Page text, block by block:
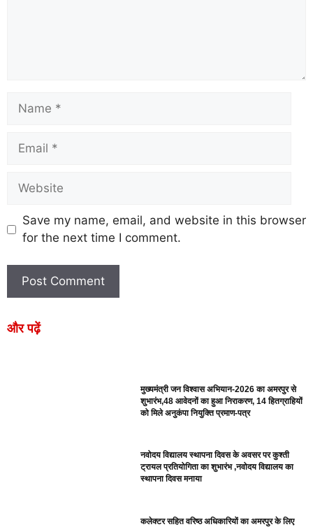
Save my name, email, and website in this browser
for the next time I comment.
और पढ़ें
मुख्यमंत्री जन विश्वास अभियान-2026 का अमरपुर से
शुभारंभ,48 आवेदनों का हुआ निराकरण, 14 हितग्राहियों
को मिले अनुकंपा नियुक्ति प्रमाण-पत्र
नवोदय विद्यालय स्थापना दिवस के अवसर पर कुश्ती
ट्रायल प्रतियोगिता का शुभारंभ ,नवोदय विद्यालय का
स्थापना दिवस मनाया
कलेक्टर सहित वरिष्ठ अधिकारियों का अमरपुर के लिए